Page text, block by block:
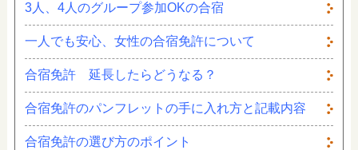
3人、4人のグループ参加OKの合宿
一人でも安心、女性の合宿免許について
合宿免許 延長したらどうなる？
合宿免許のパンフレットの手に入れ方と記載内容
合宿免許の選び方のポイント